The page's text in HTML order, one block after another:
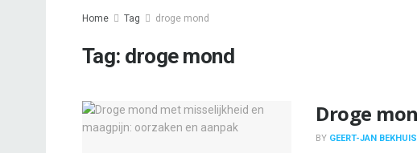
Home Tag droge mond
Tag: droge mond
Droge
BY GEERT-JAN BEKHUIS